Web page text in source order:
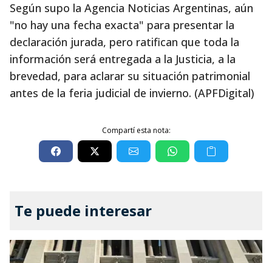
Según supo la Agencia Noticias Argentinas, aún
"no hay una fecha exacta" para presentar la
declaración jurada, pero ratifican que toda la
información será entregada a la Justicia, a la
brevedad, para aclarar su situación patrimonial
antes de la feria judicial de invierno. (APFDigital)
Compartí esta nota:
Te puede interesar